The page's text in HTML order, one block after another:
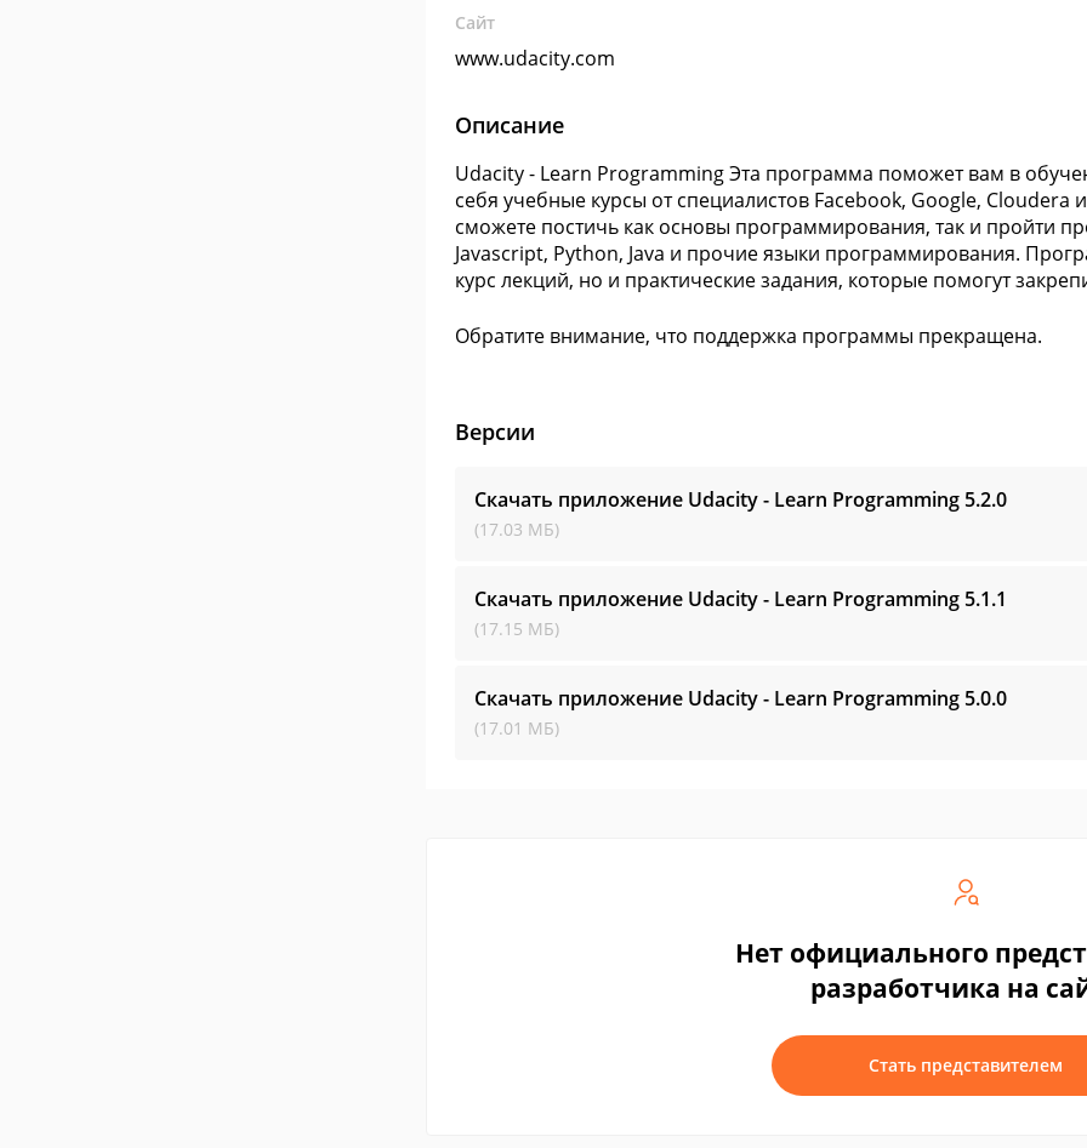
Сайт
www.udacity.com
Описание
Udacity - Learn Programming Эта программа поможет вам в
себя учебные курсы от специалистов Facebook, Google,
сможете постичь как основы программирования, так и пройти
Javascript, Python, Java и прочие языки программирования.
курс лекций, но и практические задания, которые помогут
Обратите внимание, что поддержка программы прекращена.
Версии
Скачать приложение Udacity - Learn Programming 5.2.0
(17.03 МБ)
Скачать приложение Udacity - Learn Programming 5.1.1
(17.15 МБ)
Скачать приложение Udacity - Learn Programming 5.0.0
(17.01 МБ)
Нет официального
разработчика на
Стать представителем